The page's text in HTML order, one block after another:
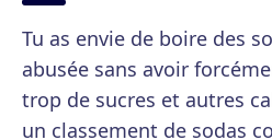
Tu as envie de boire des
abusée sans avoir
trop de sucres et autres
un classement de sodas